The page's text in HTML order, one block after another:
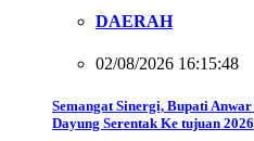
DAERAH
02/08/2026 16:15:48
Semangat Sinergi, Bupati
Dayung Serentak Ke tujuan 2026